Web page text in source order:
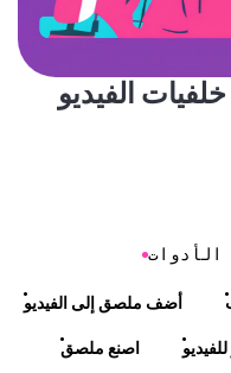
الفيديو
الأدوات
أضف ملصق إلى الفيديو
اصنع ملصق